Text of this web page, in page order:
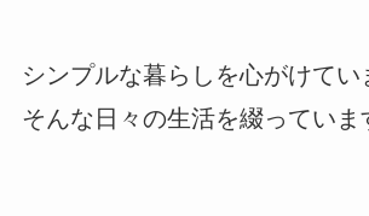
シンプルな暮らしを心がけてい
そんな日々の生活を綴っていま